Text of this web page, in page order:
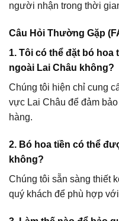
người nhận trong thời
Câu Hỏi Thường Gặp
1. Tôi có thể đặt bó hoa
ngoài Lai Châu không?
Chúng tôi hiện chỉ cung
vực Lai Châu để đảm
hàng.
2. Bó hoa tiền có thể
không?
Chúng tôi sẵn sàng thiết
quý khách để phù hợp